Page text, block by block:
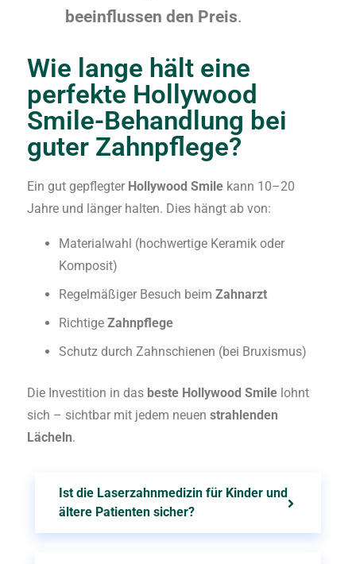
beeinflussen den Preis.
Wie lange hält eine
perfekte Hollywood
Smile-Behandlung bei
guter Zahnpflege?
Ein gut gepflegter Hollywood Smile kann 10–20
Jahre und länger halten. Dies hängt ab von:
Materialwahl (hochwertige Keramik oder
Komposit)
Regelmäßiger Besuch beim Zahnarzt
Richtige Zahnpflege
Schutz durch Zahnschienen (bei Bruxismus)
Die Investition in das beste Hollywood Smile lohnt
sich – sichtbar mit jedem neuen strahlenden
Lächeln.
Ist die Laserzahnmedizin für Kinder und
ältere Patienten sicher?